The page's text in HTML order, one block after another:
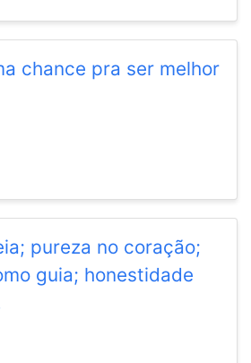
chance pra ser melhor
pureza no coração;
guia; honestidade